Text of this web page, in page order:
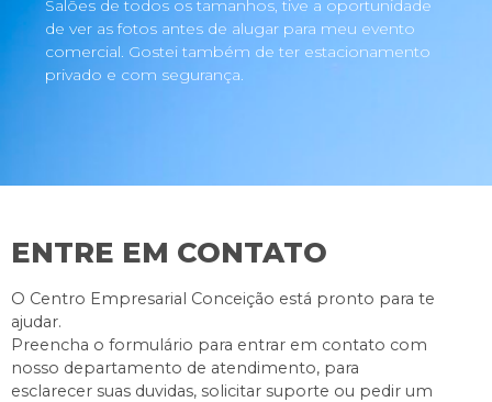
Salões de todos os tamanhos, tive a oportunidade
de ver as fotos antes de alugar para meu evento
comercial. Gostei também de ter estacionamento
privado e com segurança.
ENTRE EM CONTATO
O Centro Empresarial Conceição está pronto para te
ajudar.
Preencha o formulário para entrar em contato com
nosso departamento de atendimento, para
esclarecer suas duvidas, solicitar suporte ou pedir um